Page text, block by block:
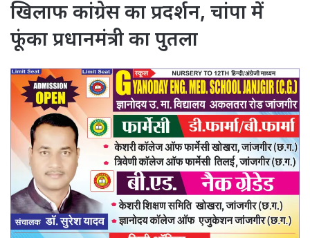
खिलाफ कांग्रेस का प्रदर्शन, चांपा में
फूंका प्रधानमंत्री का पुतला